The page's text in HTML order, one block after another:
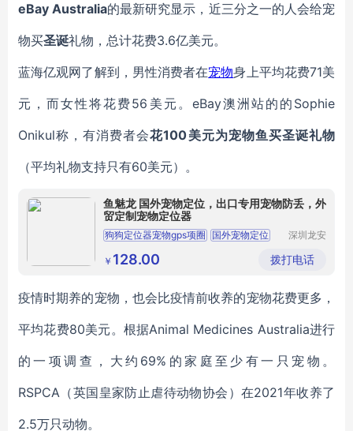
eBay Australia的最新研究显示，近三分之一的人会给宠
物买圣诞礼物，总计花费3.6亿美元。
蓝海亿观网了解到， 男性消费者在宠物身上平均花费71美
元，而女性将花费56美元。eBay澳洲站的的Sophie
Onikul称，有消费者会花100美元为宠物鱼买圣诞礼物
（平均礼物支持只有60美元）。
鱼魅龙 国外宠物定位，出口专用宠物防丢，外
贸定制宠物定位器
狗狗定位器宠物gps项圈
国外宠物定位
宠物防丢
深圳龙安
有限公司
￥ 128.00 拨打电话
疫情时期养的宠物，也会比疫情前收养的宠物花费更多，
平均花费80美元。根据Animal Medicines Australia进行
的一项调查，大约69%的家庭至少有一只宠物。
RSPCA（英国皇家防止虐待动物协会）在2021年收养了
2.5万只动物。